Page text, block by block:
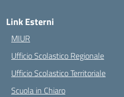
Link Esterni
MIUR
Ufficio Scolastico Regionale
Ufficio Scolastico Territoriale
Scuola in Chiaro